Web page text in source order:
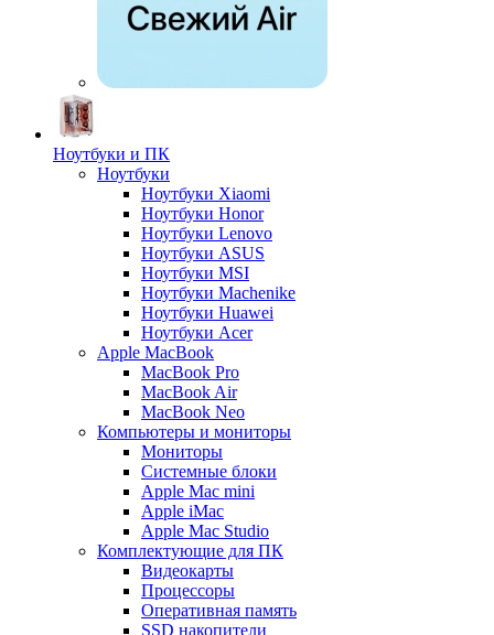
Ноутбуки и ПК
Ноутбуки
Ноутбуки Xiaomi
Ноутбуки Honor
Ноутбуки Lenovo
Ноутбуки ASUS
Ноутбуки MSI
Ноутбуки Machenike
Ноутбуки Huawei
Ноутбуки Acer
Apple MacBook
MacBook Pro
MacBook Air
MacBook Neo
Компьютеры и мониторы
Мониторы
Системные блоки
Apple Mac mini
Apple iMac
Apple Mac Studio
Комплектующие для ПК
Видеокарты
Процессоры
Оперативная память
SSD накопители